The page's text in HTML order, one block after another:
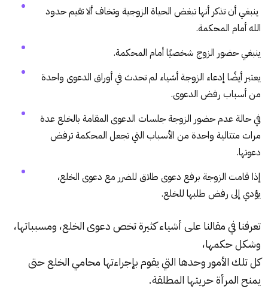
ينبغي أن تذكر أنها تبغض الحياة الزوجية وتخاف ألا تقيم حدود
الله أمام المحكمة.
ينبغي حضور الزوج شخصيًا أمام المحكمة.
يعتبر أيضًا إدعاء الزوجة أشياء لم تحدث في أوراق الدعوى واحدة
من أسباب رفض الدعوى.
في حالة عدم حضور الزوجة جلسات الدعوى المقامة بالخلع عدة
مرات متتالية واحدة من الأسباب التي تجعل المحكمة ترفض
دعوتها.
إذا قامت الزوجة برفع دعوى طلاق للضرر مع دعوى الخلع،
يؤدي إلى رفض طلبها للخلع.
تعرفنا في مقالنا على أشياء كثيرة تخص دعوى الخلع، ومسبباتها،
وشكل حكمها،
كل تلك الأمور وحدها التي يقوم بإجراءتها محامي الخلع حتى
يمنح المرأة حريتها المطلقة.